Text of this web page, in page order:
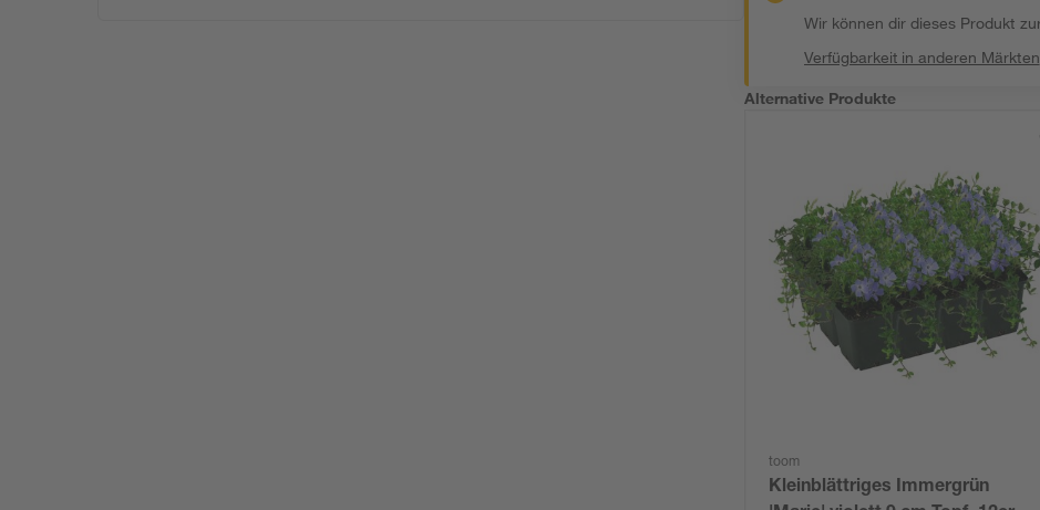
Wir können dir dieses Produkt
Verfügbarkeit in anderen Märkten
Alternative Produkte
toom
Kleinblättriges Immergrün